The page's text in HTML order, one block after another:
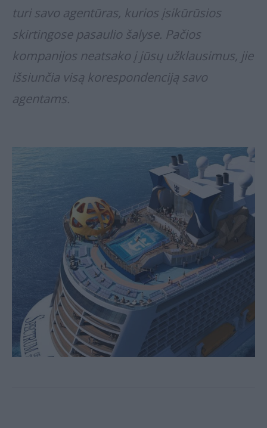
turi savo agentūras, kurios įsikūrūsios
skirtingose pasaulio šalyse. Pačios
kompanijos neatsako į jūsų užklausimus, jie
išsiunčia visą korespondenciją savo
agentams.